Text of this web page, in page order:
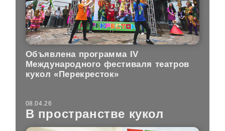
Объявлена программа IV
Международного фестиваля театров
кукол «Перекресток»
08.04.26
В пространстве кукол